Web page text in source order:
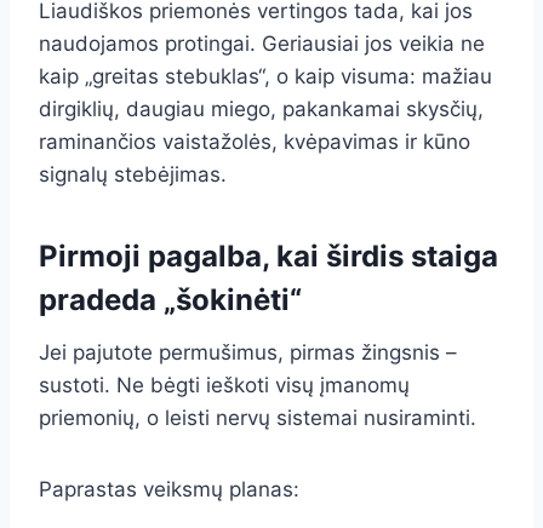
Liaudiškos priemonės vertingos tada, kai jos
naudojamos protingai. Geriausiai jos veikia ne
kaip „greitas stebuklas“, o kaip visuma: mažiau
dirgiklių, daugiau miego, pakankamai skysčių,
raminančios vaistažolės, kvėpavimas ir kūno
signalų stebėjimas.
Pirmoji pagalba, kai širdis staiga
pradeda „šokinėti“
Jei pajutote permušimus, pirmas žingsnis –
sustoti. Ne bėgti ieškoti visų įmanomų
priemonių, o leisti nervų sistemai nusiraminti.
Paprastas veiksmų planas: